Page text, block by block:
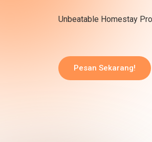
Unbeatable Homestay
Pesan Sekarang!